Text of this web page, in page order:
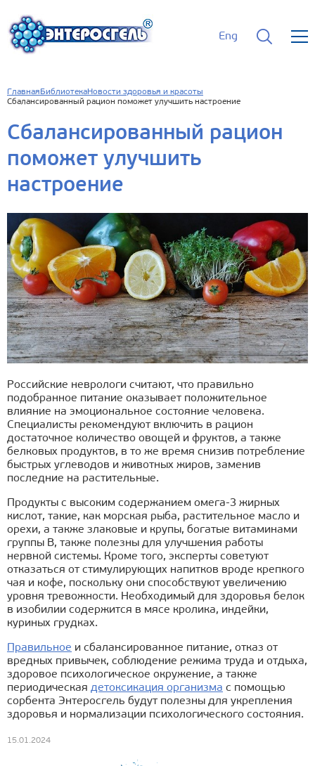
Eng
Главная БиблиотекаНовости здоровья и красоты
Сбалансированный рацион поможет улучшить настроение
Сбалансированный рацион
поможет улучшить
настроение
Российские неврологи считают, что правильно
подобранное питание оказывает положительное
влияние на эмоциональное состояние человека.
Специалисты рекомендуют включить в рацион
достаточное количество овощей и фруктов, а также
белковых продуктов, в то же время снизив потребление
быстрых углеводов и животных жиров, заменив
последние на растительные.
Продукты с высоким содержанием омега-3 жирных
кислот, такие, как морская рыба, растительное масло и
орехи, а также злаковые и крупы, богатые витаминами
группы B, также полезны для улучшения работы
нервной системы. Кроме того, эксперты советуют
отказаться от стимулирующих напитков вроде крепкого
чая и кофе, поскольку они способствуют увеличению
уровня тревожности. Необходимый для здоровья белок
в изобилии содержится в мясе кролика, индейки,
куриных грудках.
Правильное и сбалансированное питание, отказ от
вредных привычек, соблюдение режима труда и отдыха,
здоровое психологическое окружение, а также
периодическая детоксикация организма с помощью
сорбента Энтеросгель будут полезны для укрепления
здоровья и нормализации психологического состояния.
15.01.2024